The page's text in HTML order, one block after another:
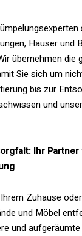
Häuser und
übernehmen die
Sie sich um
bis zur
und
Ihr
Zuhause
und Möbel
und